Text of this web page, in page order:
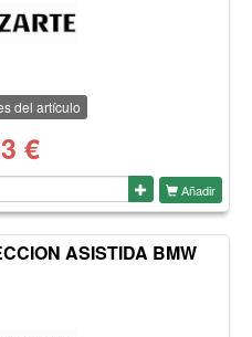
del artículo
€
Añadir
ASISTIDA BMW